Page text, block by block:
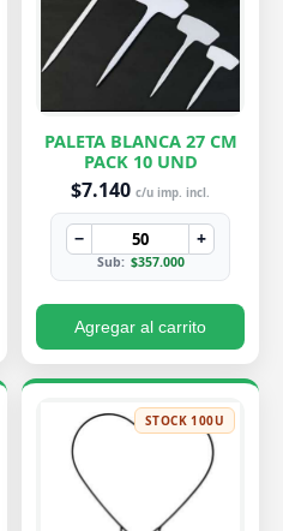
PALETA BLANCA 27 CM
PACK 10 UND
$7.140 c/u imp. incl.
− +
Sub: $357.000
Agregar al carrito
STOCK 100U